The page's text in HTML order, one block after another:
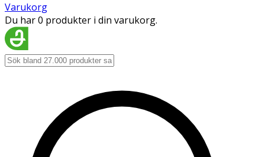
Varukorg
Du har 0 produkter i din varukorg.